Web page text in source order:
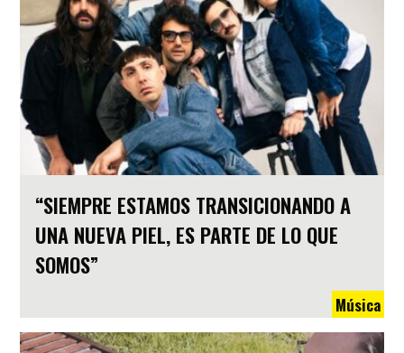
“SIEMPRE ESTAMOS TRANSICIONANDO A
UNA NUEVA PIEL, ES PARTE DE LO QUE
SOMOS”
Música